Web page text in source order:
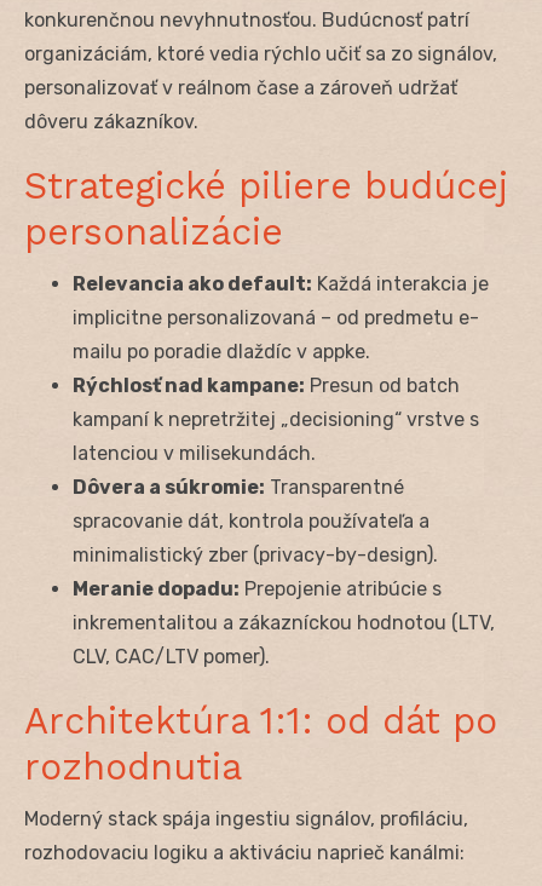
konkurenčnou nevyhnutnosťou. Budúcnosť patrí
organizáciám, ktoré vedia rýchlo učiť sa zo signálov,
personalizovať v reálnom čase a zároveň udržať
dôveru zákazníkov.
Strategické piliere budúcej
personalizácie
Relevancia ako default: Každá interakcia je
implicitne personalizovaná – od predmetu e-
mailu po poradie dlaždíc v appke.
Rýchlosť nad kampane: Presun od batch
kampaní k nepretržitej „decisioning“ vrstve s
latenciou v milisekundách.
Dôvera a súkromie: Transparentné
spracovanie dát, kontrola používateľa a
minimalistický zber (privacy-by-design).
Meranie dopadu: Prepojenie atribúcie s
inkrementalitou a zákazníckou hodnotou (LTV,
CLV, CAC/LTV pomer).
Architektúra 1:1: od dát po
rozhodnutia
Moderný stack spája ingestiu signálov, profiláciu,
rozhodovaciu logiku a aktiváciu naprieč kanálmi: